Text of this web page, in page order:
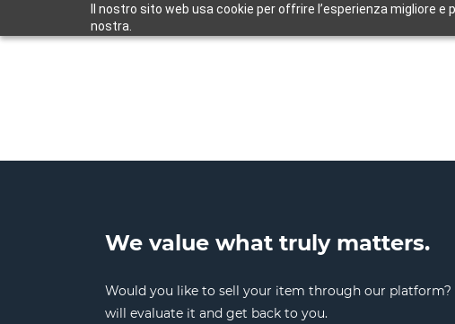
Il nostro sito web usa cookie per offrire l’esperienza migliore
nostra.
We value what truly matters.
Would you like to sell your item through our
will evaluate it and get back to you.